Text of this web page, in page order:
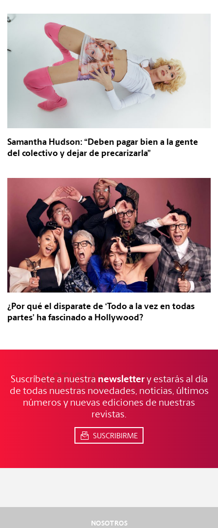
Samantha Hudson: “Deben pagar bien a la gente
del colectivo y dejar de precarizarla”
¿Por qué el disparate de ‘Todo a la vez en todas
partes’ ha fascinado a Hollywood?
NOTICIAS FRESCAS
Suscríbete a nuestra newslettery estarás al día
de todas nuestras novedades, noticias, últimos
números y nuevas ediciones de nuestras
revistas.
SUSCRIBIRME
NOSOTROS